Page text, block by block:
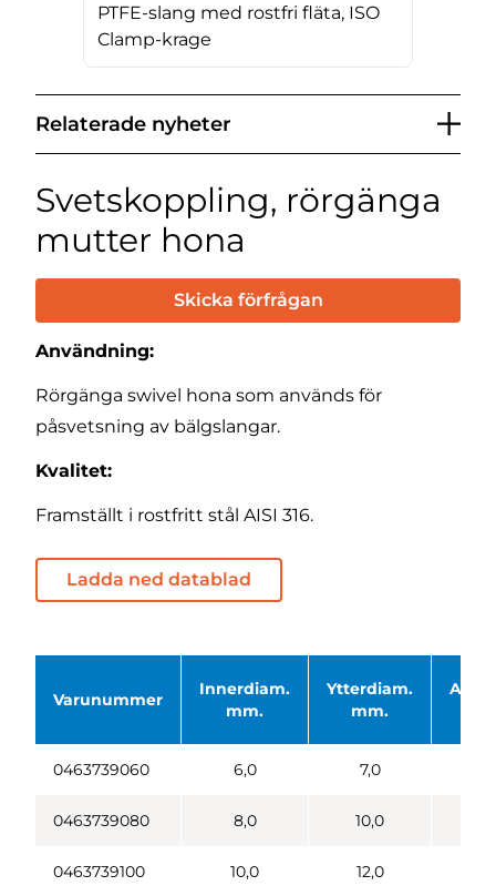
PTFE-slang med rostfri fläta, ISO
Clamp-krage
Relaterade nyheter
Svetskoppling, rörgänga
mutter hona
Skicka förfrågan
Användning:
Rörgänga swivel hona som används för
påsvetsning av bälgslangar.
Kvalitet:
Framställt i rostfritt stål AISI 316.
Ladda ned datablad
Varunummer
Innerdiam.
mm.
Ytterdiam.
mm.
0463739060 6,0 7,0
0463739080 8,0 10,0
0463739100 10,0 12,0